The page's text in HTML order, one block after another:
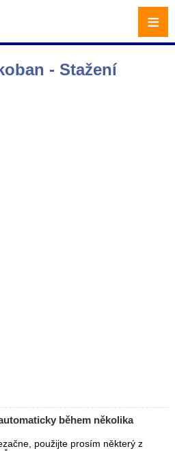
- Stažení
během několika
použijte prosím některý z
≡